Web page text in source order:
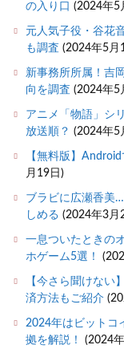
の入り口 (2024年5
元人気子役・谷花
も調査 (2024年5月
新事務所所属！吉
向を調査 (2024年5
アニメ「物語」シ
放送順？ (2024年5
【無料版】
月19日)
ブラビに広瀬香美
しめる (2024年3月
一息ついたときの
ホゲーム5選！
【今さら聞けない
済方法もご紹介
2024年はビットコ
拠を解説！
(2024